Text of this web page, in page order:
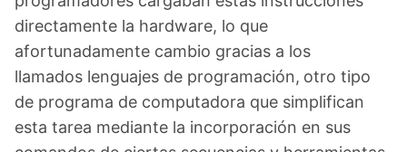
directamente la hardware, lo que
afortunadamente cambio gracias a los
llamados lenguajes de programación,
otro tipo
de programa de computadora que simplifican
esta tarea mediante la incorporación en sus
comandos de ciertas secuencias y herramientas